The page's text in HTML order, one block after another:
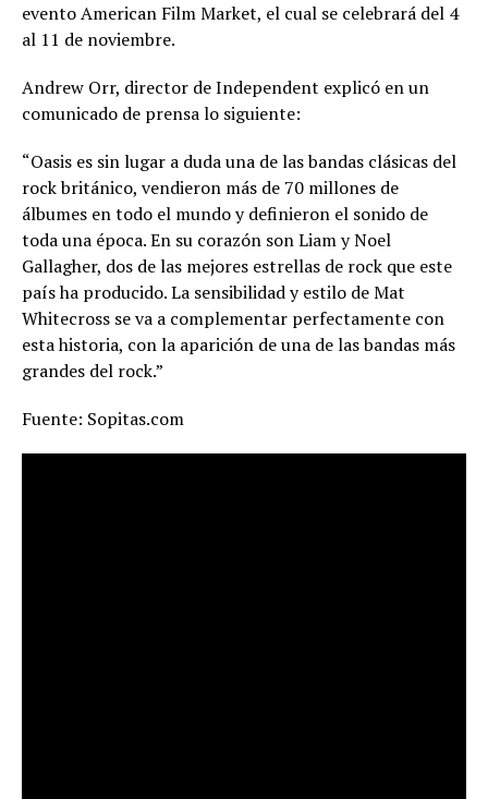
evento American Film Market, el cual se celebrará del 4
al 11 de noviembre.
Andrew Orr, director de Independent explicó en un
comunicado de prensa lo siguiente:
“Oasis es sin lugar a duda una de las bandas clásicas del
rock británico, vendieron más de 70 millones de
álbumes en todo el mundo y definieron el sonido de
toda una época. En su corazón son Liam y Noel
Gallagher, dos de las mejores estrellas de rock que este
país ha producido. La sensibilidad y estilo de Mat
Whitecross se va a complementar perfectamente con
esta historia, con la aparición de una de las bandas más
grandes del rock.”
Fuente: Sopitas.com